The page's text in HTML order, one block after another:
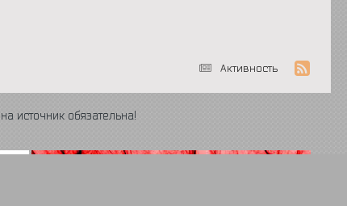
Активность
источник обязательна!